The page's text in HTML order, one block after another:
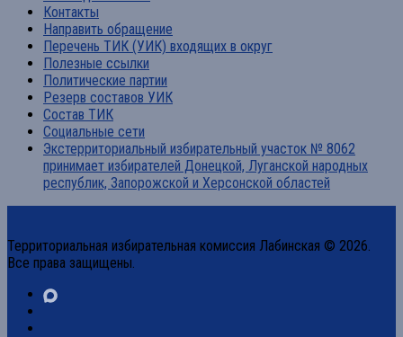
Контакты
Направить обращение
Перечень ТИК (УИК) входящих в округ
Полезные ссылки
Политические партии
Резерв составов УИК
Состав ТИК
Социальные сети
Экстерриториальный избирательный участок № 8062
принимает избирателей Донецкой, Луганской народных
республик, Запорожской и Херсонской областей
Территориальная избирательная комиссия Лабинская © 2026.
Все права защищены.